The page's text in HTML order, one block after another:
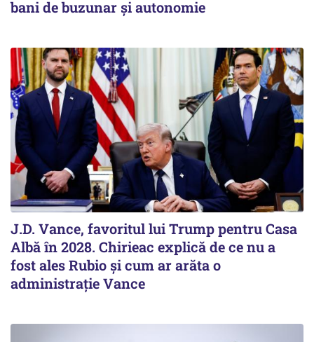
bani de buzunar și autonomie
J.D. Vance, favoritul lui Trump pentru Casa
Albă în 2028. Chirieac explică de ce nu a
fost ales Rubio și cum ar arăta o
administrație Vance